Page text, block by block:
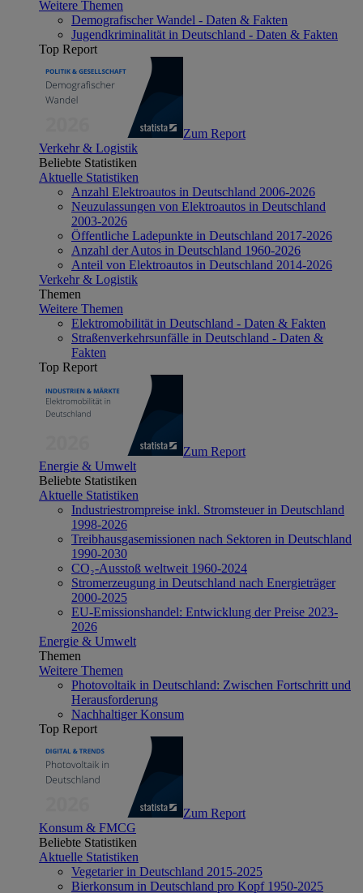
Weitere Themen
Demografischer Wandel - Daten & Fakten
Jugendkriminalität in Deutschland - Daten & Fakten
Top Report
Zum Report
Verkehr & Logistik
Beliebte Statistiken
Aktuelle Statistiken
Anzahl Elektroautos in Deutschland 2006-2026
Neuzulassungen von Elektroautos in Deutschland
2003-2026
Öffentliche Ladepunkte in Deutschland 2017-2026
Anzahl der Autos in Deutschland 1960-2026
Anteil von Elektroautos in Deutschland 2014-2026
Verkehr & Logistik
Themen
Weitere Themen
Elektromobilität in Deutschland - Daten & Fakten
Straßenverkehrsunfälle in Deutschland - Daten &
Fakten
Top Report
Zum Report
Energie & Umwelt
Beliebte Statistiken
Aktuelle Statistiken
Industriestrompreise inkl. Stromsteuer in Deutschland
1998-2026
Treibhausgasemissionen nach Sektoren in Deutschland
1990-2030
CO₂-Ausstoß weltweit 1960-2024
Stromerzeugung in Deutschland nach Energieträger
2000-2025
EU-Emissionshandel: Entwicklung der Preise 2023-
2026
Energie & Umwelt
Themen
Weitere Themen
Photovoltaik in Deutschland: Zwischen Fortschritt und
Herausforderung
Nachhaltiger Konsum
Top Report
Zum Report
Konsum & FMCG
Beliebte Statistiken
Aktuelle Statistiken
Vegetarier in Deutschland 2015-2025
Bierkonsum in Deutschland pro Kopf 1950-2025